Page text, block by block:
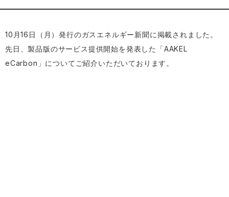
10月16日（月）発行のガスエネルギー新聞に掲載されました。
先日、製品版のサービス提供開始を発表した「AAKEL
eCarbon」についてご紹介いただいております。